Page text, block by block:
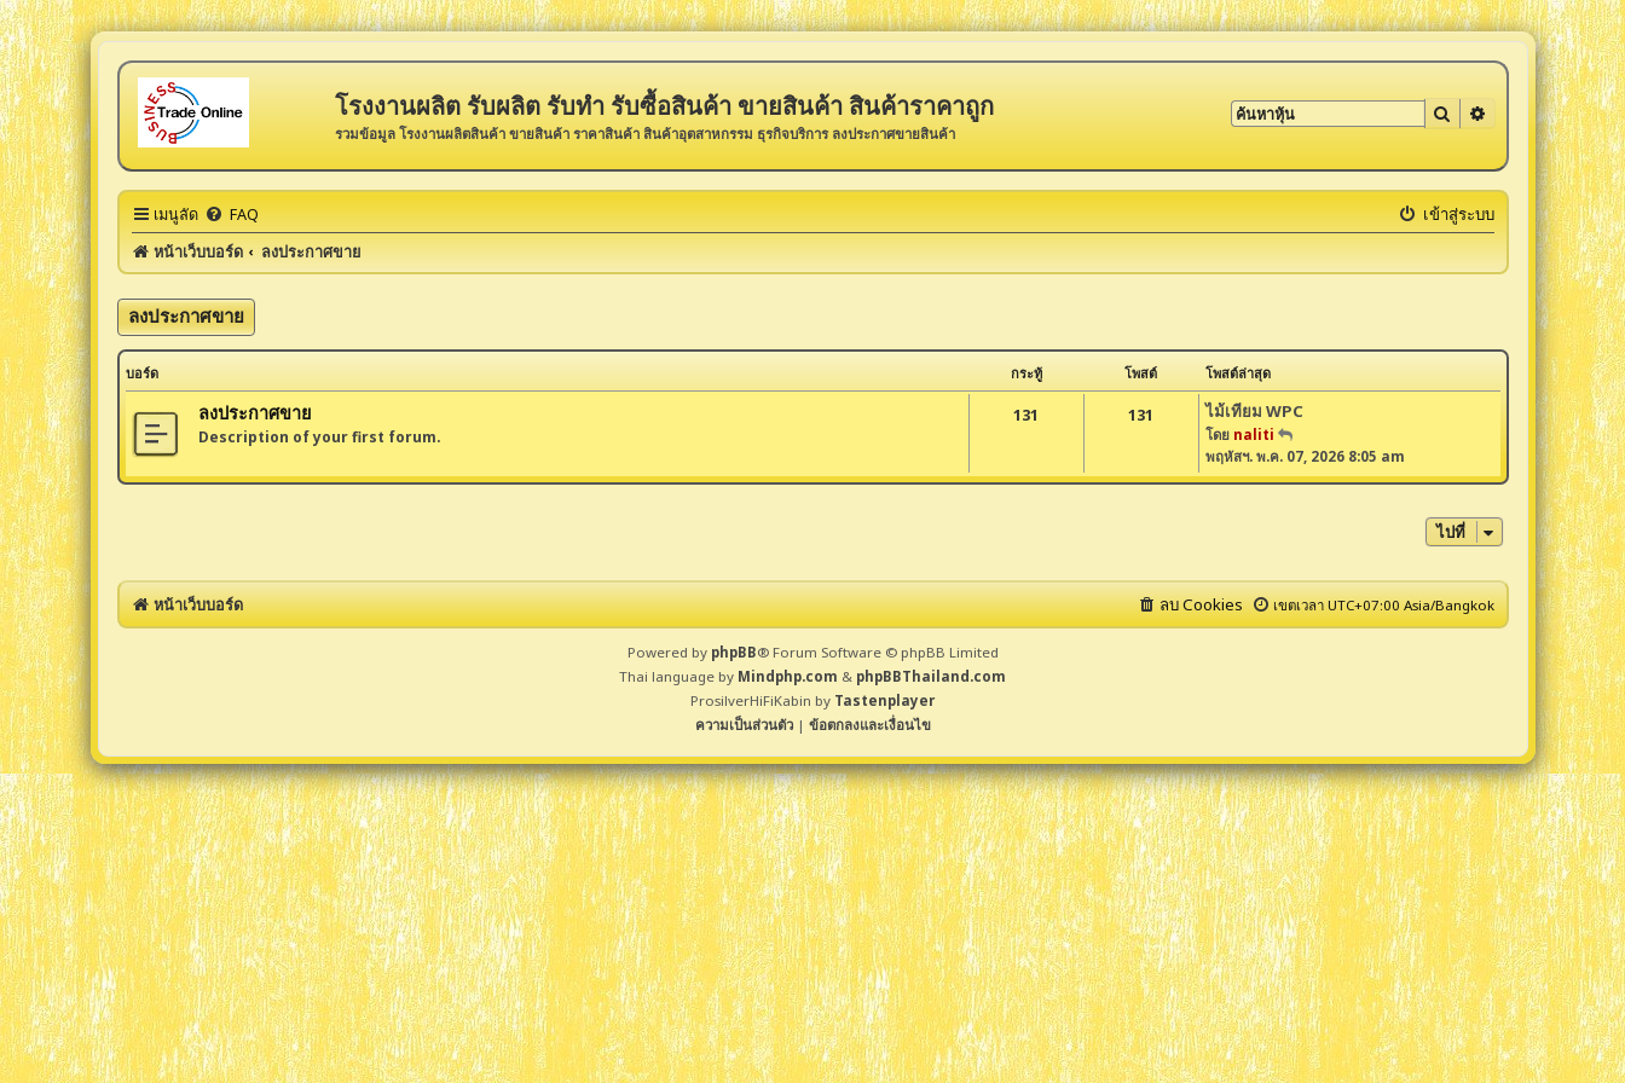
โรงงานผลิต รับผลิต รับทำ รับซื้อสินค้า ขายสินค้า สินค้าราคาถูก
รวมข้อมูล โรงงานผลิตสินค้า ขายสินค้า ราคาสินค้า สินค้าอุตสาหกรรม ธุรกิจบริการ ลงประกาศขายสินค้า
ค้นหา การค้นหาขั้นสูง
เมนูลัด FAQ
เข้าสู่ระบบ
หน้าเว็บบอร์ด
ลงประกาศขาย
ลงประกาศขาย
บอร์ด กระทู้ โพสต์ โพสต์ล่าสุด
ลงประกาศขาย
Description of your first forum.
131 131 ไม้เทียม WPC
โดย naliti
ข้
อ
ล่
า
สุ
พฤหัสฯ. พ.ค. 07, 2026 8:05 am
ไปที่
หน้าเว็บบอร์ด เขตเวลา UTC+07:00 Asia/Bangkok
ลบ Cookies
Powered by phpBB® Forum Software © phpBB Limited
Thai language by Mindphp.com & phpBBThailand.com
ProsilverHiFiKabin by Tastenplayer
ความเป็นส่วนตัว| ข้อตกลงและเงื่อนไข